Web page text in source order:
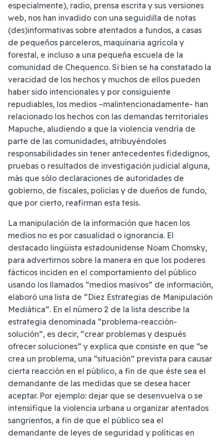
especialmente), radio, prensa escrita y sus versiones
web, nos han invadido con una seguidilla de notas
(des)informativas sobre atentados a fundos, a casas
de pequeños parceleros, maquinaria agrícola y
forestal, e incluso a una pequeña escuela de la
comunidad de Chequenco. Si bien se ha constatado la
veracidad de los hechos y muchos de ellos pueden
haber sido intencionales y por consiguiente
repudiables, los medios –malintencionadamente- han
relacionado los hechos con las demandas territoriales
Mapuche, aludiendo a que la violencia vendría de
parte de las comunidades, atribuyéndoles
responsabilidades sin tener antecedentes fidedignos,
pruebas o resultados de investigación judicial alguna,
más que sólo declaraciones de autoridades de
gobierno, de fiscales, policías y de dueños de fundo,
que por cierto, reafirman esta tesis.
La manipulación de la información que hacen los
medios no es por casualidad o ignorancia. El
destacado lingüista estadounidense Noam Chomsky,
para advertirnos sobre la manera en que los poderes
fácticos inciden en el comportamiento del público
usando los llamados “medios masivos” de información,
elaboró una lista de “Diez Estrategias de Manipulación
Mediática”. En el número 2 de la lista describe la
estrategia denominada “problema-reacción-
solución”, es decir, “crear problemas y después
ofrecer soluciones” y explica que consiste en que “se
crea un problema, una “situación” prevista para causar
cierta reacción en el público, a fin de que éste sea el
demandante de las medidas que se desea hacer
aceptar. Por ejemplo: dejar que se desenvuelva o se
intensifique la violencia urbana u organizar atentados
sangrientos, a fin de que el público sea el
demandante de leyes de seguridad y políticas en